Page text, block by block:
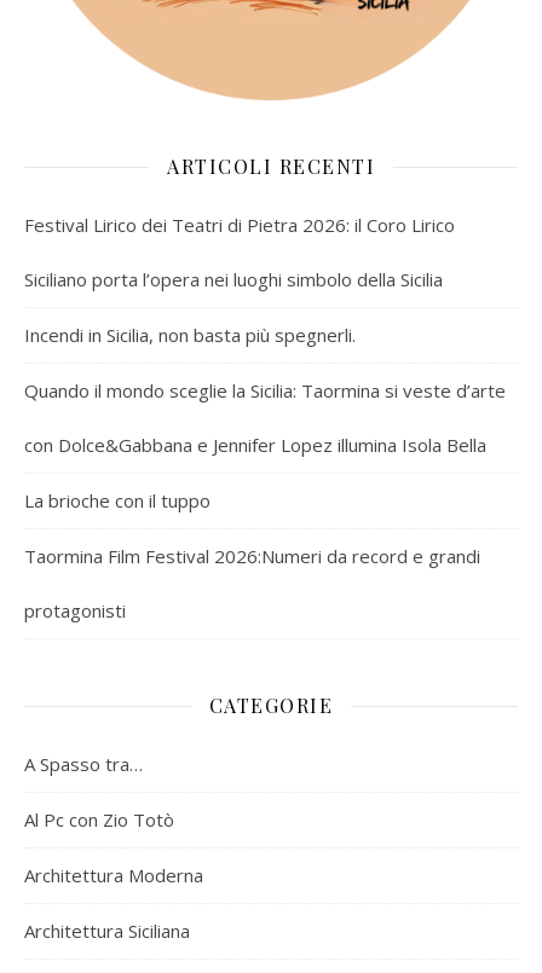
ARTICOLI RECENTI
Festival Lirico dei Teatri di Pietra 2026: il Coro Lirico
Siciliano porta l’opera nei luoghi simbolo della Sicilia
Incendi in Sicilia, non basta più spegnerli.
Quando il mondo sceglie la Sicilia: Taormina si veste d’arte
con Dolce&Gabbana e Jennifer Lopez illumina Isola Bella
La brioche con il tuppo
Taormina Film Festival 2026:Numeri da record e grandi
protagonisti
CATEGORIE
A Spasso tra…
Al Pc con Zio Totò
Architettura Moderna
Architettura Siciliana